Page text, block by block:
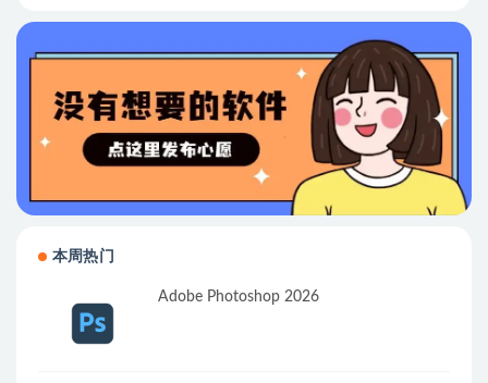
本周热门
Adobe Photoshop 2026